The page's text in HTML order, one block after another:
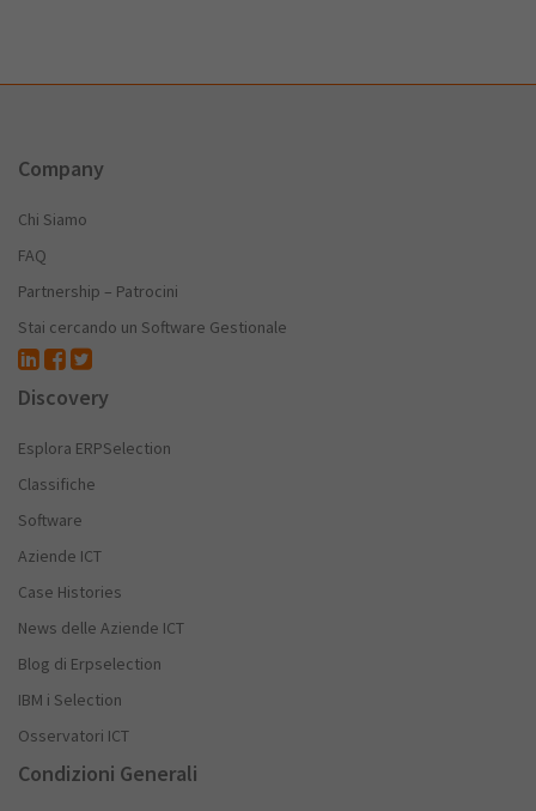
Company
Chi Siamo
FAQ
Partnership – Patrocini
Stai cercando un Software Gestionale
Discovery
Esplora ERPSelection
Classifiche
Software
Aziende ICT
Case Histories
News delle Aziende ICT
Blog di Erpselection
IBM i Selection
Osservatori ICT
Condizioni Generali